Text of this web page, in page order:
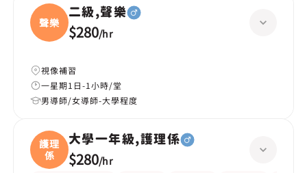
聲樂
二級,聲樂
$280/hr
視像補習
一星期1日-1小時/堂
男導師/女導師-大學程度
護理
係
大學一年級,護理係
$280/hr